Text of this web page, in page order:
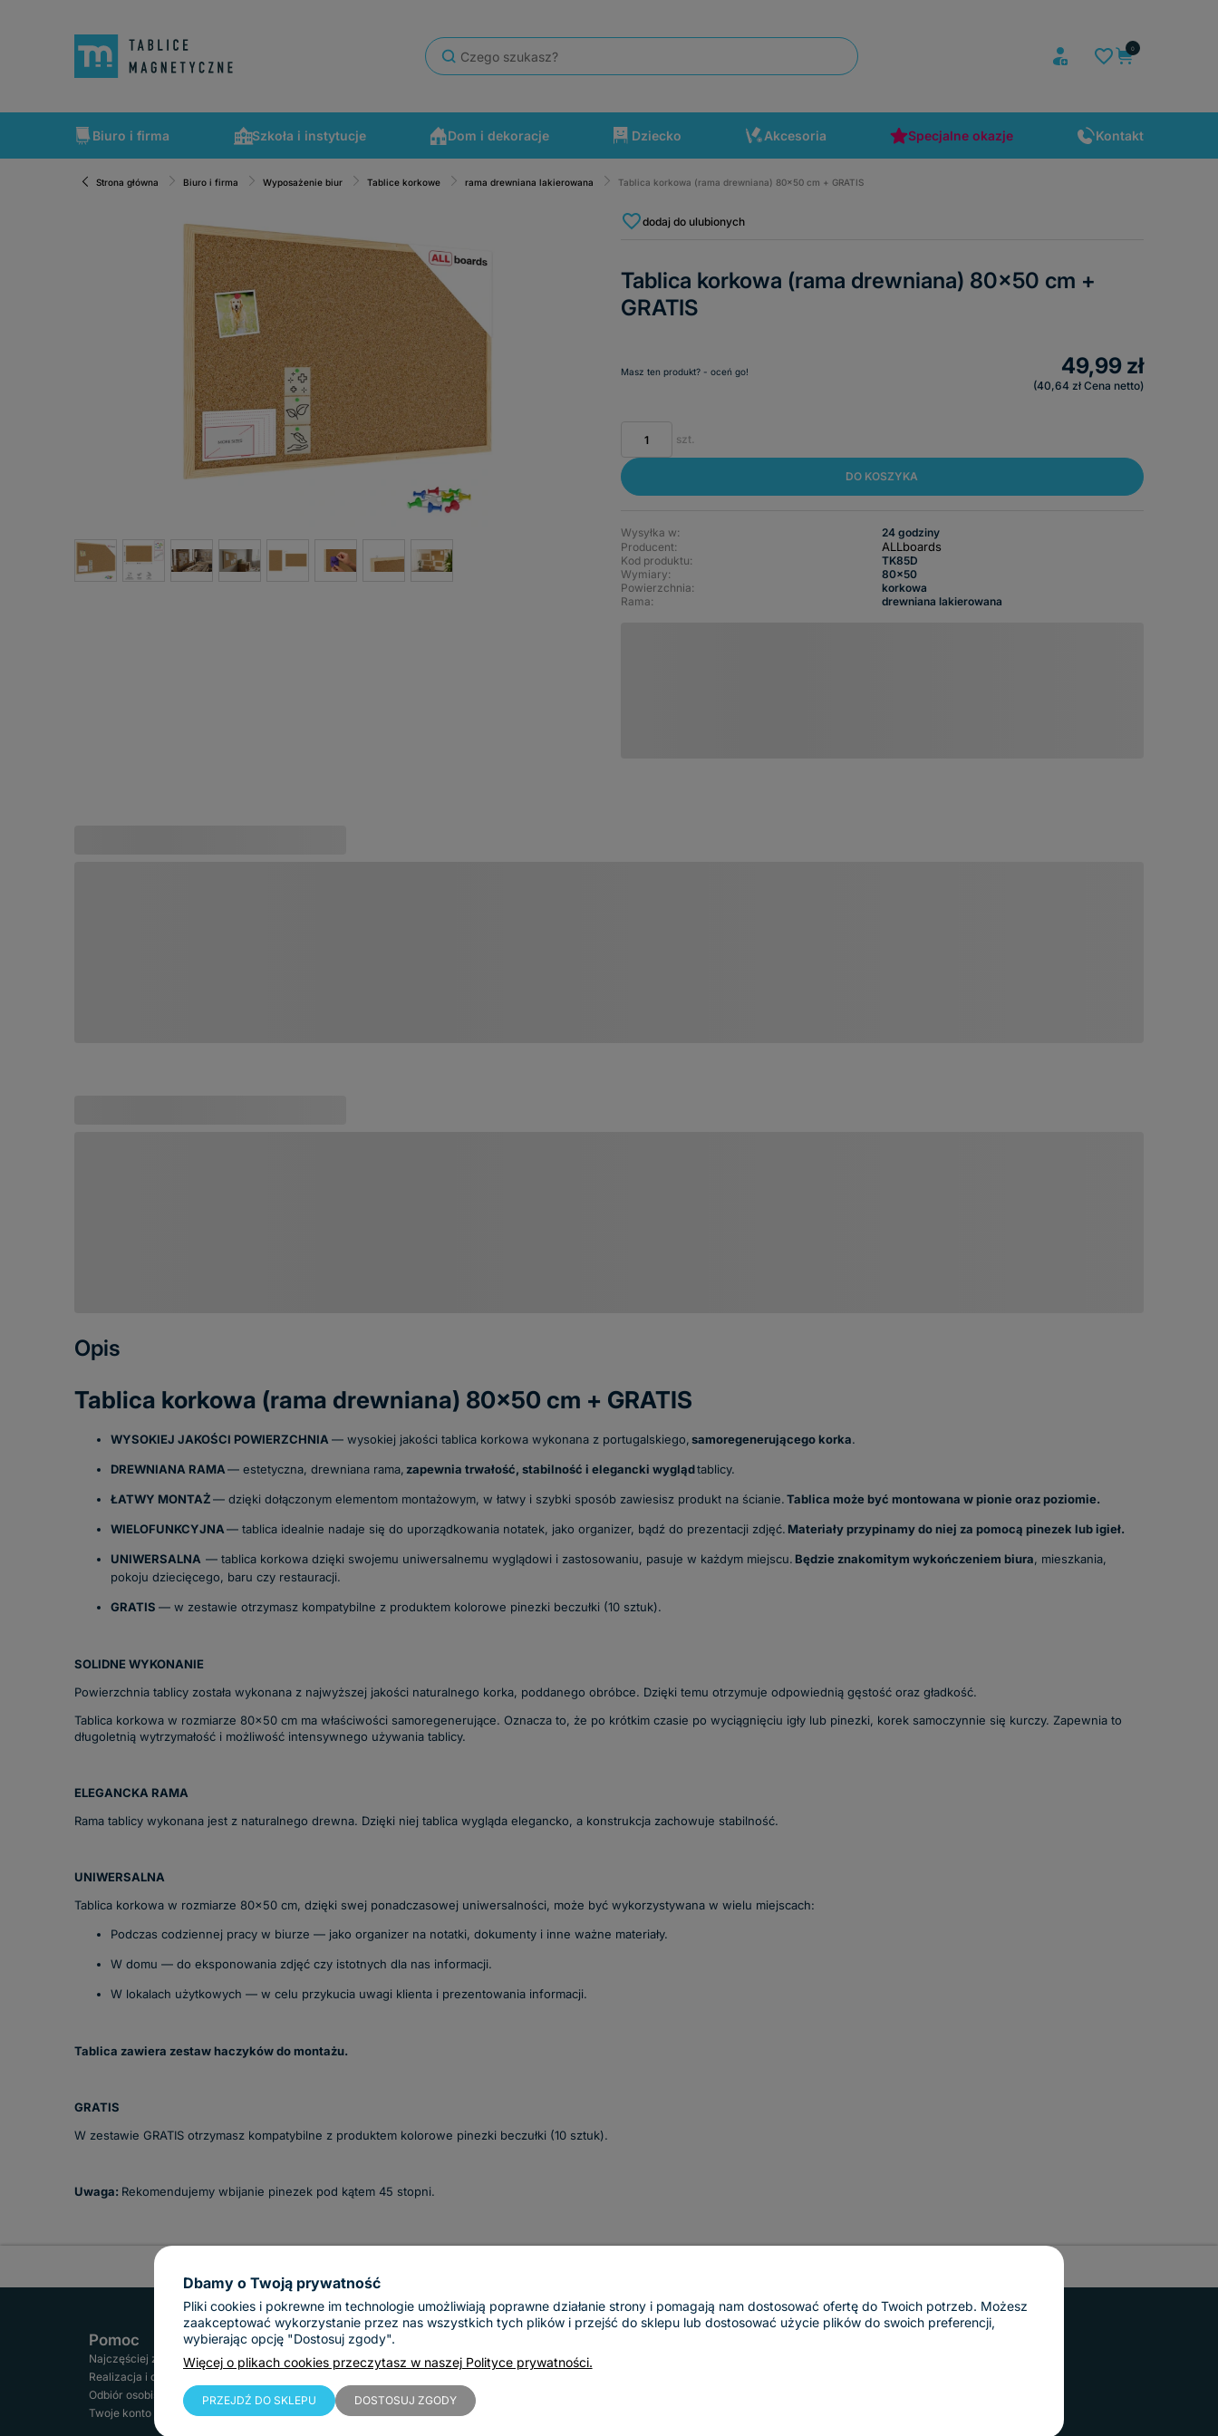
Biuro i firma Szkoła i instytucje Dom i dekoracje Dziecko Akcesoria Specjalne okazje Kontakt
Strona główna Biuro i firma Wyposażenie biur Tablice korkowe rama drewniana lakierowana Tablica korkowa (rama drewniana) 80x50 cm + GRATIS
dodaj do ulubionych
Tablica korkowa (rama drewniana) 80x50 cm +
GRATIS
Masz ten produkt? - oceń go! 49,99 zł
40,64 zł Cena netto
szt.
DO KOSZYKA
Wysyłka w:
24 godziny
Producent:
ALLboards
Kod produktu:
TK85D
Wymiary
80x50
Powierzchnia
korkowa
Rama
drewniana lakierowana
Opis
Tablica korkowa (rama drewniana) 80x50 cm + GRATIS
WYSOKIEJ JAKOŚCI POWIERZCHNIA — wysokiej jakości tablica korkowa wykonana z portugalskiego,samoregenerującego korka.
DREWNIANA RAMA— estetyczna, drewniana rama, zapewnia trwałość, stabilność i elegancki wyglądtablicy.
ŁATWY MONTAŻ— dzięki dołączonym elementom montażowym, w łatwy i szybki sposób zawiesisz produkt na ścianie.Tablica może być montowana w pionie oraz poziomie.
WIELOFUNKCYJNA— tablica idealnie nadaje się do uporządkowania notatek, jako organizer, bądź do prezentacji zdjęć. Materiały przypinamy do niej za pomocą pinezek lub igieł.
UNIWERSALNA — tablica korkowa dzięki swojemu uniwersalnemu wyglądowi i zastosowaniu, pasuje w każdym miejscu. Będzie znakomitym wykończeniem biura, mieszkania,
pokoju dziecięcego, baru czy restauracji.
GRATIS — w zestawie otrzymasz kompatybilne z produktem kolorowe pinezki beczułki (10 sztuk).
SOLIDNE WYKONANIE
Powierzchnia tablicy została wykonana z najwyższej jakości naturalnego korka, poddanego obróbce. Dzięki temu otrzymuje odpowiednią gęstość oraz gładkość.
Tablica korkowa w rozmiarze 80x50 cm ma właściwości samoregenerujące. Oznacza to, że po krótkim czasie po wyciągnięciu igły lub pinezki, korek samoczynnie się kurczy. Zapewnia to
długoletnią wytrzymałość i możliwość intensywnego używania tablicy.
ELEGANCKA RAMA
Rama tablicy wykonana jest z naturalnego drewna. Dzięki niej tablica wygląda elegancko, a konstrukcja zachowuje stabilność.
UNIWERSALNA
Tablica korkowa w rozmiarze 80x50 cm, dzięki swej ponadczasowej uniwersalności, może być wykorzystywana w wielu miejscach:
Podczas codziennej pracy w biurze — jako organizer na notatki, dokumenty i inne ważne materiały.
W domu — do eksponowania zdjęć czy istotnych dla nas informacji.
W lokalach użytkowych — w celu przykucia uwagi klienta i prezentowania informacji.
Tablica zawiera zestaw haczyków do montażu.
GRATIS
W zestawie GRATIS otrzymasz kompatybilne z produktem kolorowe pinezki beczułki (10 sztuk).
Uwaga: Rekomendujemy wbijanie pinezek pod kątem 45 stopni.
Pomoc
Najczęściej zadawane pytania
Realizacja i czas dostawy
Odbiór osobisty
Twoje konto
Informacje
Regulamin
Gwarancja
Polityka prywatności
Koszty dostawy
Sposoby płatności
Google Rating
Based on 112 reviews
Dbamy o Twoją prywatność
Pliki cookies i pokrewne im technologie umożliwiają poprawne działanie strony i pomagają nam dostosować ofertę do Twoich potrzeb. Możesz
zaakceptować wykorzystanie przez nas wszystkich tych plików i przejść do sklepu lub dostosować użycie plików do swoich preferencji,
wybierając opcję "Dostosuj zgody".
Więcej o plikach cookies przeczytasz w naszej Polityce prywatności.
PRZEJDŹ DO SKLEPU DOSTOSUJ ZGODY